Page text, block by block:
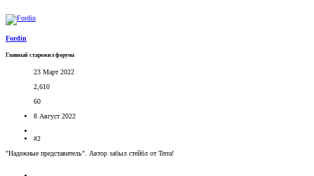
Fordin
Главный старожил форума
23 Март 2022
2,610
60
8 Август 2022
#2
"Надежные представитель". Автор забыл стейбл от Terra!